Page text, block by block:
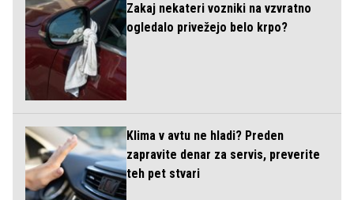
Zakaj nekateri vozniki na vzvratno
ogledalo privežejo belo krpo?
Klima v avtu ne hladi? Preden
zapravite denar za servis, preverite
teh pet stvari